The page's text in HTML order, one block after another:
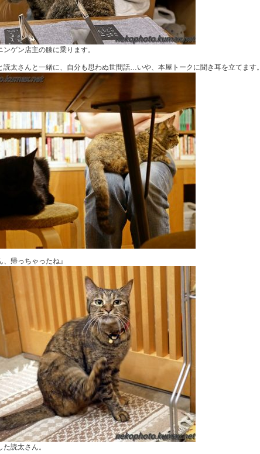
ンゲン店主の膝に乗ります。
読太さんと一緒に、自分も思わぬ世間話…いや、本屋トークに聞き耳を立てます。
、帰っちゃったね』
読太さん。